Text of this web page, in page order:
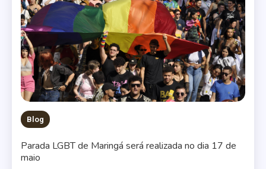
Blog
Parada LGBT de Maringá será realizada no dia 17 de
maio